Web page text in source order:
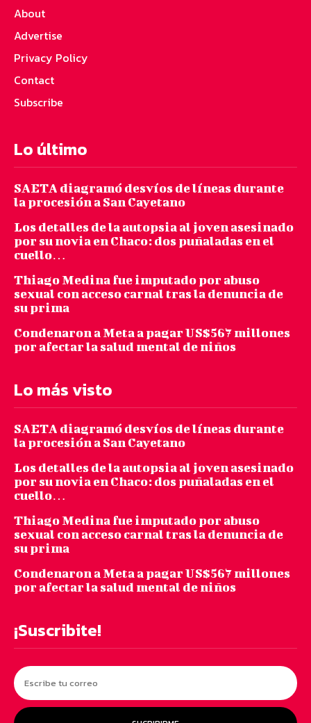
About
Advertise
Privacy Policy
Contact
Subscribe
Lo último
SAETA diagramó desvíos de líneas durante
la procesión a San Cayetano
Los detalles de la autopsia al joven asesinado
por su novia en Chaco: dos puñaladas en el
cuello…
Thiago Medina fue imputado por abuso
sexual con acceso carnal tras la denuncia de
su prima
Condenaron a Meta a pagar US$567 millones
por afectar la salud mental de niños
Lo más visto
SAETA diagramó desvíos de líneas durante
la procesión a San Cayetano
Los detalles de la autopsia al joven asesinado
por su novia en Chaco: dos puñaladas en el
cuello…
Thiago Medina fue imputado por abuso
sexual con acceso carnal tras la denuncia de
su prima
Condenaron a Meta a pagar US$567 millones
por afectar la salud mental de niños
¡Suscribite!